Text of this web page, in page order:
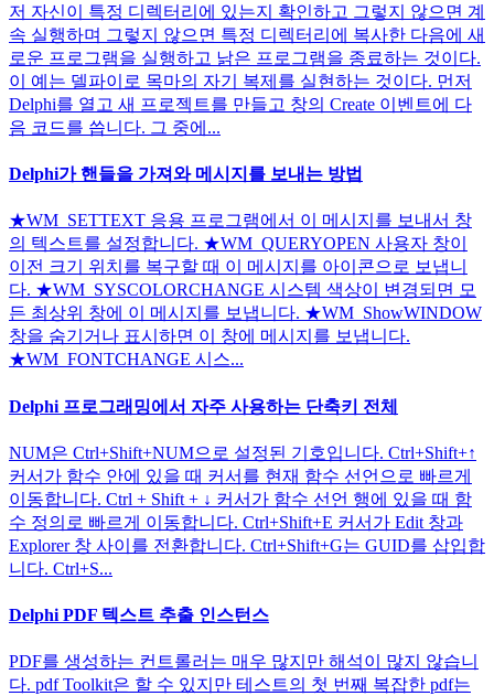
저 자신이 특정 디렉터리에 있는지 확인하고 그렇지 않으면 계
속 실행하며 그렇지 않으면 특정 디렉터리에 복사한 다음에 새
로운 프로그램을 실행하고 낡은 프로그램을 종료하는 것이다.
이 예는 델파이로 목마의 자기 복제를 실현하는 것이다. 먼저
Delphi를 열고 새 프로젝트를 만들고 창의 Create 이벤트에 다
음 코드를 씁니다. 그 중에...
Delphi가 핸들을 가져와 메시지를 보내는 방법
★WM_SETTEXT 응용 프로그램에서 이 메시지를 보내서 창
의 텍스트를 설정합니다. ★WM_QUERYOPEN 사용자 창이
이전 크기 위치를 복구할 때 이 메시지를 아이콘으로 보냅니
다. ★WM_SYSCOLORCHANGE 시스템 색상이 변경되면 모
든 최상위 창에 이 메시지를 보냅니다. ★WM_ShowWINDOW
창을 숨기거나 표시하면 이 창에 메시지를 보냅니다.
★WM_FONTCHANGE 시스...
Delphi 프로그래밍에서 자주 사용하는 단축키 전체
NUM은 Ctrl+Shift+NUM으로 설정된 기호입니다. Ctrl+Shift+↑
커서가 함수 안에 있을 때 커서를 현재 함수 선언으로 빠르게
이동합니다. Ctrl + Shift + ↓ 커서가 함수 선언 행에 있을 때 함
수 정의로 빠르게 이동합니다. Ctrl+Shift+E 커서가 Edit 창과
Explorer 창 사이를 전환합니다. Ctrl+Shift+G는 GUID를 삽입합
니다. Ctrl+S...
Delphi PDF 텍스트 추출 인스턴스
PDF를 생성하는 컨트롤러는 매우 많지만 해석이 많지 않습니
다. pdf Toolkit은 할 수 있지만 테스트의 첫 번째 복잡한 pdf는